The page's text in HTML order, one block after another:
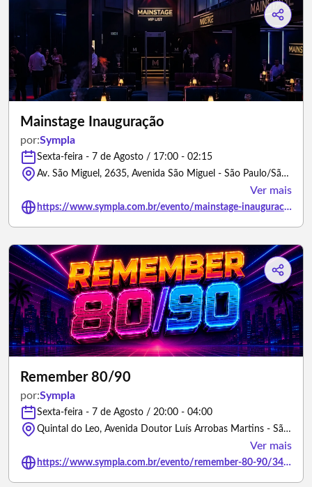
Mainstage Inauguração
por:Sympla
Sexta-feira - 7 de Agosto / 17:00 - 02:15
Av. São Miguel, 2635, Avenida São Miguel - São Paulo/São Paulo
Ver mais
https://www.sympla.com.br/evento/mainstage-inauguracao/3501579
Remember 80/90
por:Sympla
Sexta-feira - 7 de Agosto / 20:00 - 04:00
Quintal do Leo, Avenida Doutor Luís Arrobas Martins - São Paulo/São Paulo
Ver mais
https://www.sympla.com.br/evento/remember-80-90/3486617